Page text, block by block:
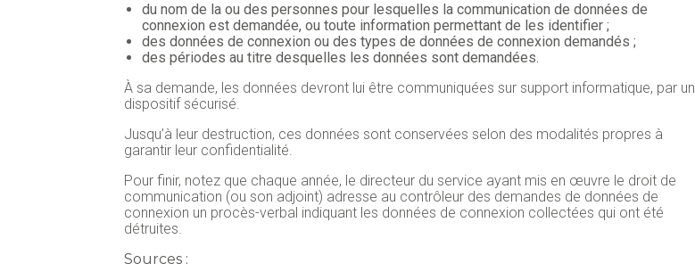
du nom de la ou des personnes pour lesquelles la communication de données de
connexion est demandée, ou toute information permettant de les identifier ;
des données de connexion ou des types de données de connexion demandés ;
des périodes au titre desquelles les données sont demandées.
À sa demande, les données devront lui être communiquées sur support informatique, par un
dispositif sécurisé.
Jusqu’à leur destruction, ces données sont conservées selon des modalités propres à
garantir leur confidentialité.
Pour finir, notez que chaque année, le directeur du service ayant mis en œuvre le droit de
communication (ou son adjoint) adresse au contrôleur des demandes de données de
connexion un procès-verbal indiquant les données de connexion collectées qui ont été
détruites.
Sources :